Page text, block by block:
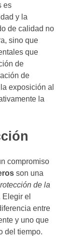
es
y la
de calidad no
sino que
que
de
de
exposición al
la
compromiso
son una
de la
el
entre
y uno que
del tiempo.